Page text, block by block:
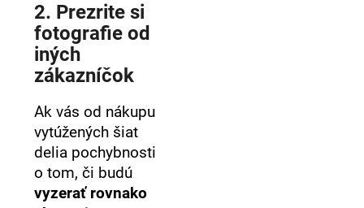
2. Prezrite si
fotografie od
iných
zákazníčok
Ak vás od nákupu
vytúžených šiat
delia pochybnosti
o tom, či budú
vyzerať rovnako